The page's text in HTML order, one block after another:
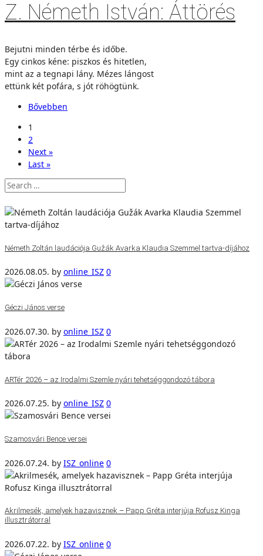
Z. Németh István: Áttörés
Bejutni minden térbe és időbe.
Egy cinkos kéne: piszkos és hitetlen,
mint az a tegnapi lány. Mézes lángost
ettünk két pofára, s jót röhögtünk.
Bővebben
1
2
Next »
Last »
Németh Zoltán laudációja Gužák Avarka Klaudia Szemmel tartva-díjához
2026.08.05. by online_ISZ 0
Géczi János verse
2026.07.30. by online_ISZ 0
ARTér 2026 – az Irodalmi Szemle nyári tehetséggondozó tábora
2026.07.25. by online_ISZ 0
Szamosvári Bence versei
2026.07.24. by ISZ_online 0
Akrilmesék, amelyek hazavisznek – Papp Gréta interjúja Rofusz Kinga
illusztrátorral
2026.07.22. by ISZ_online 0